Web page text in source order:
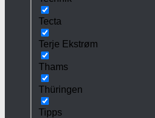
Tecta
Terje Ekstrøm
Thams
Thüringen
Tipps